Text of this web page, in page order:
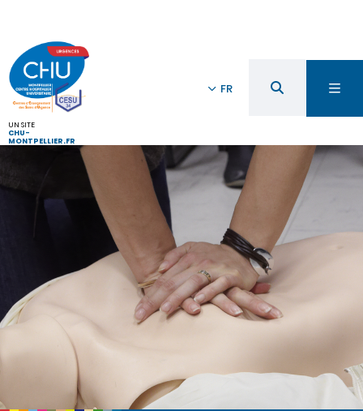
UN SITE
CHU-
MONTPELLIER.FR
FR